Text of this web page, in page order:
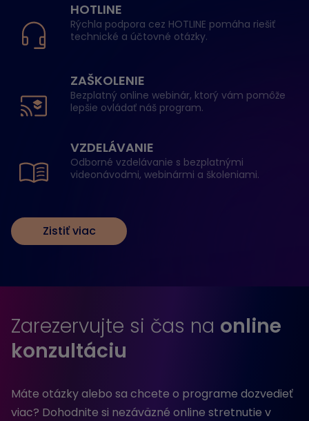
HOTLINE
Rýchla podpora cez HOTLINE pomáha riešiť
technické a účtovné otázky.
ZAŠKOLENIE
Bezplatný online webinár, ktorý vám pomôže
lepšie ovládať náš program.
VZDELÁVANIE
Odborné vzdelávanie s bezplatnými
videonávodmi, webinármi a školeniami.
Zistiť viac
Zarezervujte si čas na online
konzultáciu
Máte otázky alebo sa chcete o programe dozvedieť
viac? Dohodnite si nezáväzné online stretnutie v